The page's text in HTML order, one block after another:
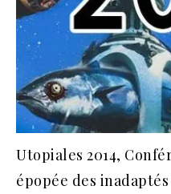
Utopiales 2014,
épopée des